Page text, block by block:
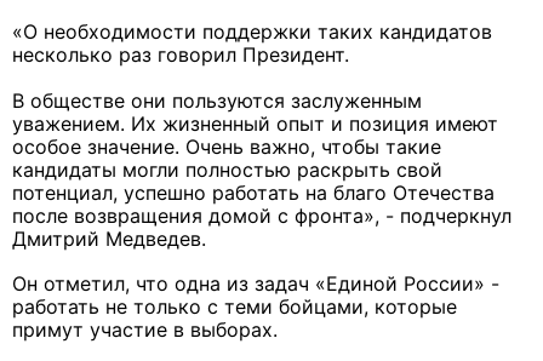
«О необходимости поддержки таких кандидатов
несколько раз говорил Президент.
В обществе они пользуются заслуженным
уважением. Их жизненный опыт и позиция имеют
особое значение. Очень важно, чтобы такие
кандидаты могли полностью раскрыть свой
потенциал, успешно работать на благо Отечества
после возвращения домой с фронта», - подчеркнул
Дмитрий Медведев.
Он отметил, что одна из задач «Единой России» -
работать не только с теми бойцами, которые
примут участие в выборах.